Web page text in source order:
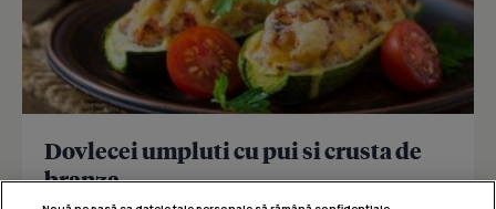
Dovlecei umpluti cu pui si crusta de
branza